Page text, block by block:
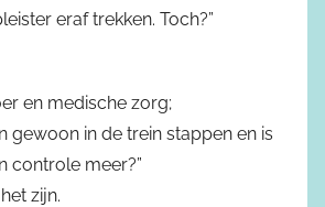
eraf trekken. Toch?”
en medische zorg;
gewoon in de trein stappen en is
controle meer?”
zijn.